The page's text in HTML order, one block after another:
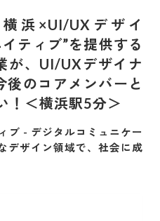
浜×UI/UXデザイ
ティブ”を提供する
が、UI/UXデザイナ
のコアメンバーと
！＜横浜駅5分＞
ブ - デジタルコミュニケー
デザイン領域で、社会に成